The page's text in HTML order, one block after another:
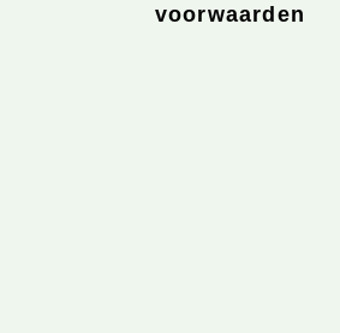
voorwaarden